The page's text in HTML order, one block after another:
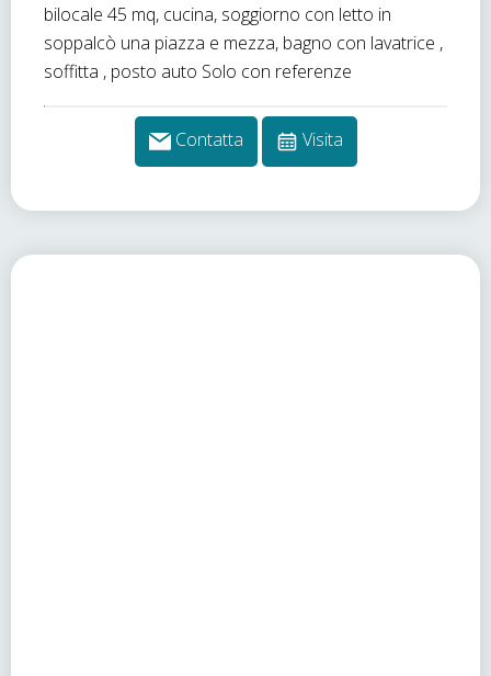
bilocale 45 mq, cucina, soggiorno con letto in
soppalcò una piazza e mezza, bagno con lavatrice ,
soffitta , posto auto Solo con referenze
Contatta Visita